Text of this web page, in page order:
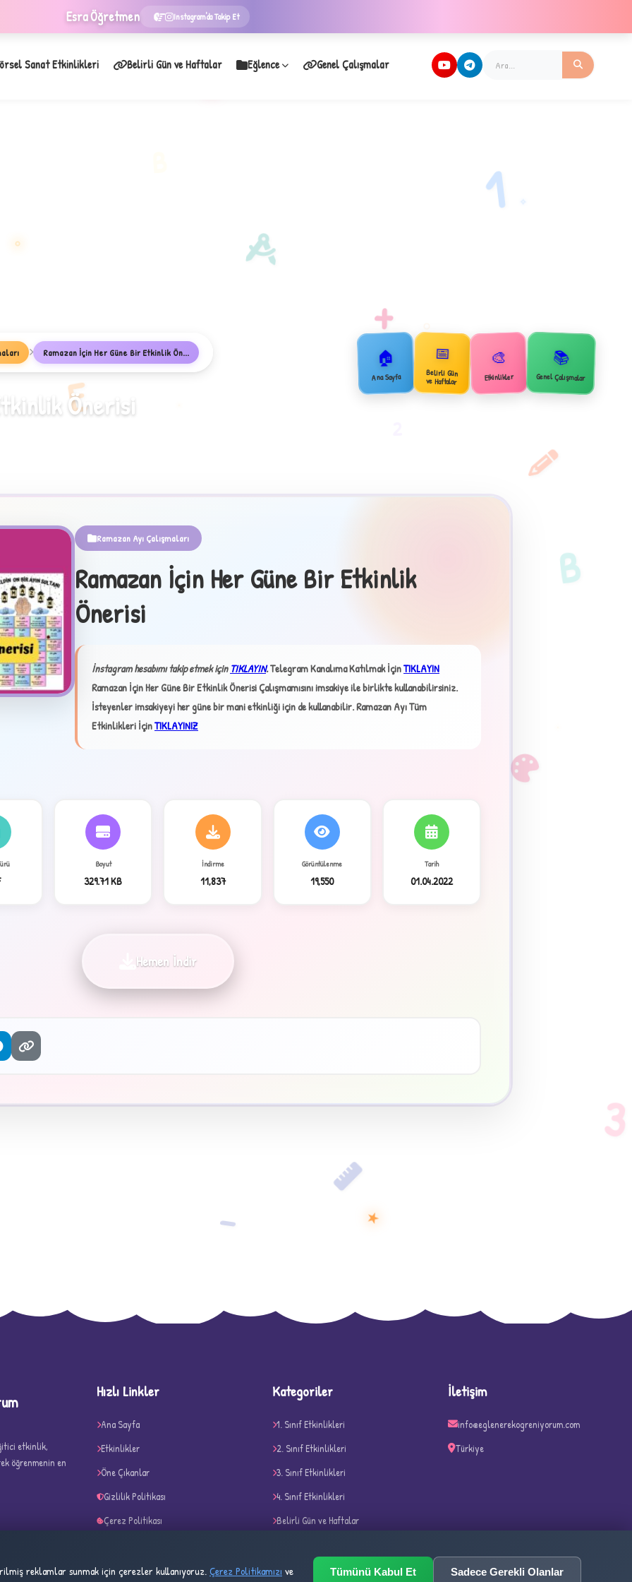
EsraÖğretmen Instagram'da Takip Et
★
✧
Sanat Etkinlikleri Belirli Gün ve Haftalar Eğlence Genel Çalışmalar
Ramazan İçin Her Güne Bir Etkinlik Ön...
Önerisi
🏠
Ana Sayfa
📅
Belirli Gün
ve Haftalar
🎨
Etkinlikler
📚
Genel Çalışmalar
Ramazan Ayı Çalışmaları
Ramazan İçin Her Güne Bir Etkinlik
Önerisi
İnstagram hesabımı takip etmek içinTIKLAYIN.Telegram Kanalıma Katılmak İçinTIKLAYIN
Ramazan İçin Her Güne Bir Etkinlik Önerisi Çalışmamısını imsakiye ile birlikte kullanabilirsiniz.
İsteyenler imsakiyeyi her güne bir mani etkinliği için de kullanabilir.Ramazan Ayı Tüm
Etkinlikleri İçinTIKLAYINIZ
Boyut
329.71 KB
İndirme
11,837
Görüntülenme
19,550
Tarih
01.04.2022
Hemen İndir
B
D
E
1
3
+
−
etkinlik,
öğrenmenin en
Hızlı Linkler
Ana Sayfa
Etkinlikler
Öne Çıkanlar
Gizlilik Politikası
Çerez Politikası
Kategoriler
1. Sınıf Etkinlikleri
2. Sınıf Etkinlikleri
3. Sınıf Etkinlikleri
4. Sınıf Etkinlikleri
Belirli Gün ve Haftalar
İletişim
info@eglenerekogreniyorum.com
Türkiye
reklamlar sunmak için çerezler kullanıyoruz.Çerez Politikamızı ve
Tümünü Kabul Et Sadece Gerekli Olanlar